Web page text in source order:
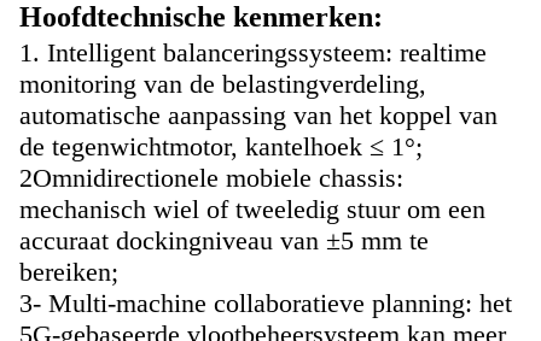
Hoofdtechnische kenmerken:
1. Intelligent balanceringssysteem: realtime
monitoring van de belastingverdeling,
automatische aanpassing van het koppel van
de tegenwichtmotor, kantelhoek ≤ 1°;
2Omnidirectionele mobiele chassis:
mechanisch wiel of tweeledig stuur om een
accuraat dockingniveau van ±5 mm te
bereiken;
3- Multi-machine collaboratieve planning: het
5G-gebaseerde vlootbeheersysteem kan meer